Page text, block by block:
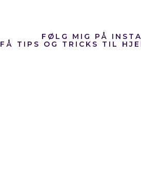
FØLG MIG PÅ
FÅ TIPS OG TRICKS TIL